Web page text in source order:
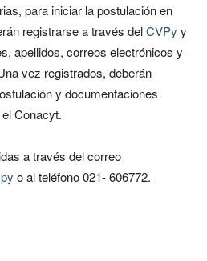
para iniciar la postulación en
registrarse a través delCVPy y
apellidos, correos electrónicos y
vez registrados, deberán
y documentaciones
Conacyt.
a través del correo
o al teléfono 021- 606772.